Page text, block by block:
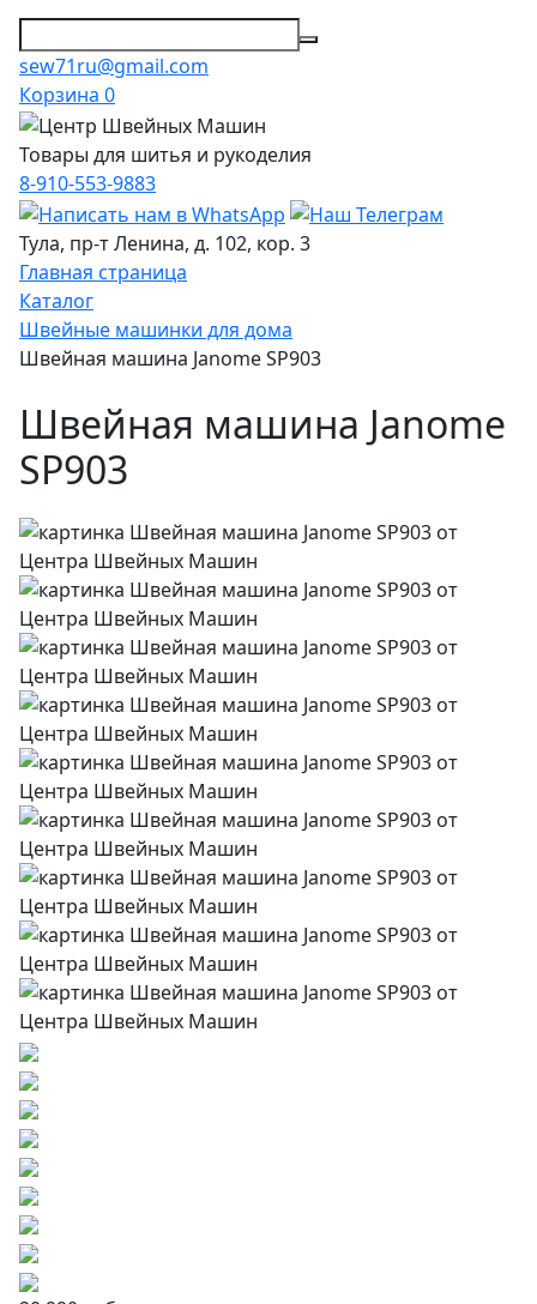
sew71ru@gmail.com
Корзина 0
Товары для шитья и рукоделия
8-910-553-9883
Тула, пр-т Ленина, д. 102, кор. 3
Главная страница
Каталог
Швейные машинки для дома
Швейная машина Janome SP903
Швейная машина Janome
SP903